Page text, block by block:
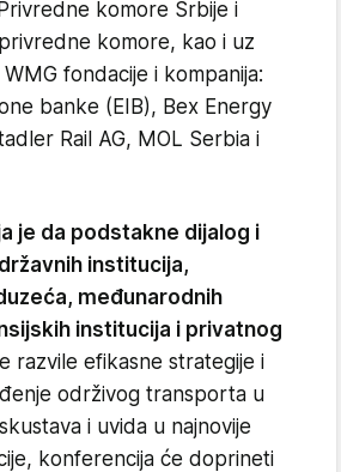
komore Srbije i
komore, kao i uz
fondacije i kompanija:
banke (EIB), Bex Energy
Rail AG, MOL Serbia i
je da podstakne dijalog i
institucija,
međunarodnih
institucija i privatnog
razvile efikasne strategije i
održivog transporta u
i uvida u najnovije
konferencija će doprineti